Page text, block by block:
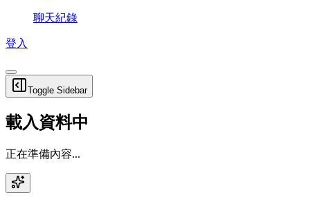
聊天紀錄
登入
Toggle Sidebar
載入資料中
正在準備內容...